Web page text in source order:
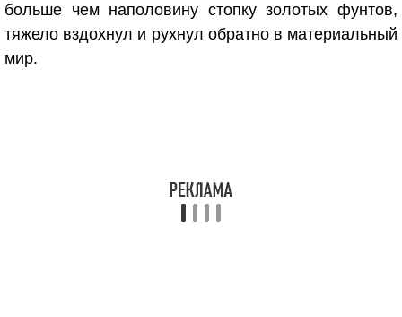
больше чем наполовину стопку золотых фунтов,
тяжело вздохнул и рухнул обратно в материальный
мир.